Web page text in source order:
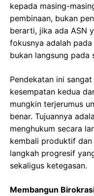
kepada masing-
pembinaan, bukan
berarti, jika ada ASN
fokusnya adalah
bukan langsung pada
Pendekatan ini
kesempatan kedua
mungkin terjerumus
benar. Tujuannya
menghukum secara
kembali produktif
langkah progresif
sekaligus ketegasan.
Membangun